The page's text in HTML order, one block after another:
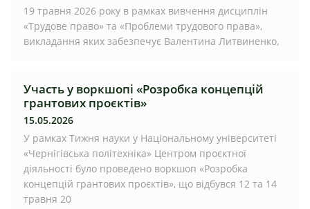
19 травня 2026 року в рамках вивчення дисциплін
«Трудове право» та «Проблеми трудового права»,
викладання яких забезпечує Валентина Литвиненко,
Участь у воркшопі «Розробка концепцій
грантових проєктів»
15.05.2026
У рамках Тижня науки у Національному університеті
«Чернігівська політехніка» Центром проєктної
діяльності було проведено воркшоп «Розробка
концепцій грантових проєктів», що відбувся 12 та 14
травня 20